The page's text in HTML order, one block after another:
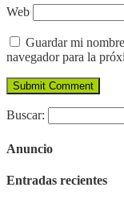
Web
Guardar mi
navegador para la
Buscar:
Anuncio
Entradas recientes